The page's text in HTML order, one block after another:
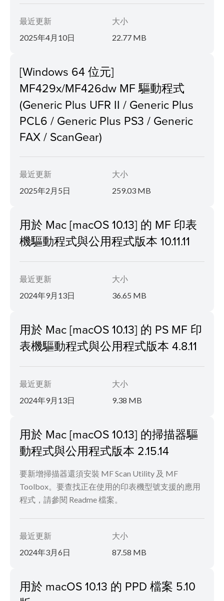
最近更新
2025年4月10日
大小
22.77 MB
[Windows 64 位元]
MF429x/MF426dw MF 驅動程式
(Generic Plus UFR II / Generic Plus
PCL6 / Generic Plus PS3 / Generic
FAX / ScanGear)
最近更新
2025年2月5日
大小
259.03 MB
用於 Mac [macOS 10.13] 的 MF 印表
機驅動程式與公用程式版本 10.11.11
最近更新
2024年9月13日
大小
36.65 MB
用於 Mac [macOS 10.13] 的 PS MF 印
表機驅動程式與公用程式版本 4.8.11
最近更新
2024年9月13日
大小
9.38 MB
用於 Mac [macOS 10.13] 的掃描器驅
動程式與公用程式版本 2.15.14
要新增掃描器還須安裝 MF Scan Utility 及 MF
Toolbox。要查找正在使用的印表機型號支援的應用
程式，請參閱 Readme 檔案。
最近更新
2024年3月6日
大小
87.58 MB
用於 macOS 10.13 的 PPD 檔案 5.10